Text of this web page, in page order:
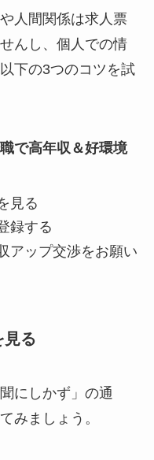
人間関係は求人票
んし、個人での情
下の3つのコツを試
で高年収＆好環境
見る
録する
アップ交渉をお願い
る
にしかず」の通
みましょう。